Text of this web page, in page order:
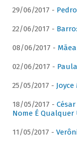
29/06/2017 -
22/06/2017 -
08/06/2017 -
02/06/2017 -
25/05/2017 -
18/05/2017 -
Nome É Qualquer
11/05/2017 -